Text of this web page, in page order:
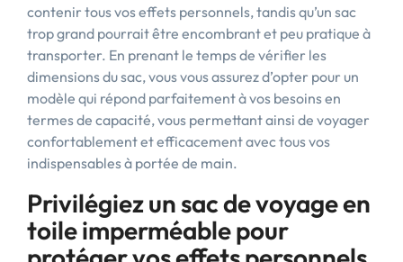
contenir tous vos effets personnels, tandis qu’un sac
trop grand pourrait être encombrant et peu pratique à
transporter. En prenant le temps de vérifier les
dimensions du sac, vous vous assurez d’opter pour un
modèle qui répond parfaitement à vos besoins en
termes de capacité, vous permettant ainsi de voyager
confortablement et efficacement avec tous vos
indispensables à portée de main.
Privilégiez un sac de voyage en
toile imperméable pour